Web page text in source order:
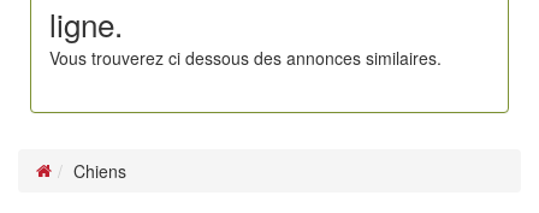
ligne.
Vous trouverez ci dessous des annonces similaires.
Chiens